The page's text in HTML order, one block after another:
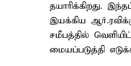
தயாரிக்கிறது.
இயக்கிய
சமீபத்தில்
மையப்படுத்தி